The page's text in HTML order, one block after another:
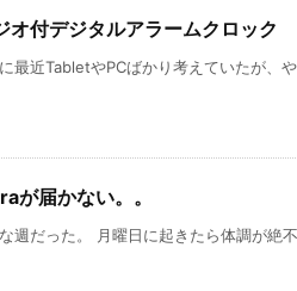
オ付デジタルアラームクロック
最近TabletやPCばかり考えていたが、
が届かない。。
週だった。 月曜日に起きたら体調が絶